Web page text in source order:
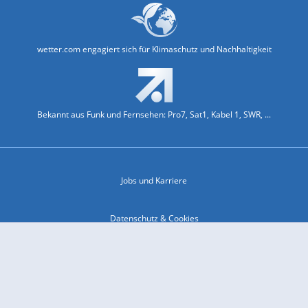
wetter.com engagiert sich für Klimaschutz und Nachhaltigkeit
Bekannt aus Funk und Fernsehen: Pro7, Sat1, Kabel 1, SWR, ...
Jobs und Karriere
Datenschutz & Cookies